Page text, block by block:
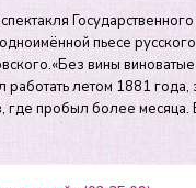
пьесе
вины
работать летом 1881
где пробыл более месяца.